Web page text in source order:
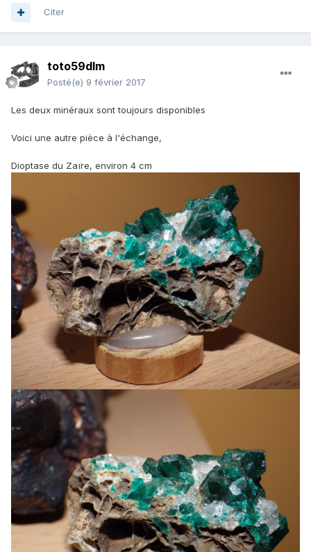
Citer
toto59dlm
Posté(e) 9 février 2017
Les deux minéraux sont toujours disponibles
Voici une autre pièce à l'échange,
Dioptase du Zaïre, environ 4 cm